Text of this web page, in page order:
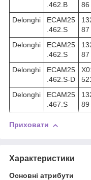
.462.B
86
Delonghi
ECAM25
.462.S
87
Delonghi
ECAM25
.462.S
87
Delonghi
ECAM25
.462.S-D
Delonghi
ECAM25
.467.S
89
Приховати
Характеристики
Основні атрибути